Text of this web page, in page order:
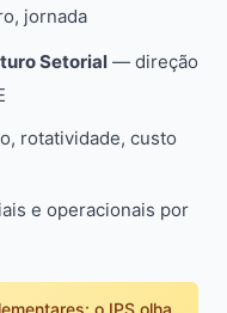
jornada
Setorial — direção
rotatividade, custo
e operacionais por
o IPS olha